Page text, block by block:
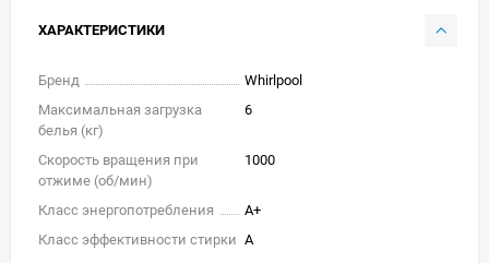
ХАРАКТЕРИСТИКИ
Бренд
Whirlpool
Максимальная загрузка
белья (кг)
6
Скорость вращения при
отжиме (об/мин)
1000
Класс энергопотребления
A+
Класс эффективности стирки A